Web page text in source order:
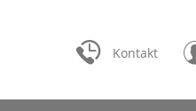
Kontakt